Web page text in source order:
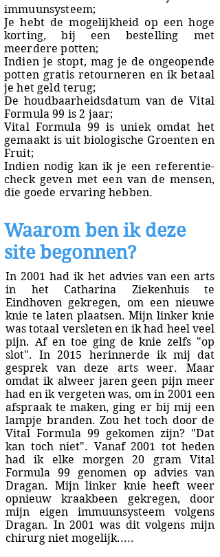
immuunsysteem;
Je hebt de mogelijkheid op een hoge
korting, bij een bestelling met
meerdere potten;
Indien je stopt, mag je de ongeopende
potten gratis retourneren en ik betaal
je het geld terug;
De houdbaarheidsdatum van de Vital
Formula 99 is 2 jaar;
Vital Formula 99 is uniek omdat het
gemaakt is uit biologische Groenten en
Fruit;
Indien nodig kan ik je een referentie-
check geven met een van de mensen,
die goede ervaring hebben.
Waarom ben ik deze
site begonnen?
In 2001 had ik het advies van een arts
in het Catharina Ziekenhuis te
Eindhoven gekregen, om een nieuwe
knie te laten plaatsen. Mijn linker knie
was totaal versleten en ik had heel veel
pijn. Af en toe ging de knie zelfs "op
slot". In 2015 herinnerde ik mij dat
gesprek van deze arts weer. Maar
omdat ik alweer jaren geen pijn meer
had en ik vergeten was, om in 2001 een
afspraak te maken, ging er bij mij een
lampje branden. Zou het toch door de
Vital Formula 99 gekomen zijn? "Dat
kan toch niet". Vanaf 2001 tot heden
had ik elke morgen 20 gram Vital
Formula 99 genomen op advies van
Dragan. Mijn linker knie heeft weer
opnieuw kraakbeen gekregen, door
mijn eigen immuunsysteem volgens
Dragan. In 2001 was dit volgens mijn
chirurg niet mogelijk.....